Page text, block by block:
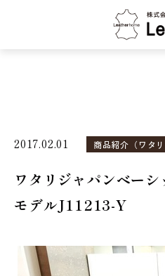
株式会社
2017.02.01 商品紹介（ワタリ
ワタリジャパンベー
モデルJ11213-Y